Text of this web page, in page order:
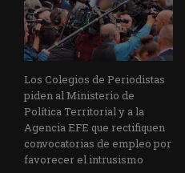
Los Colegios de Periodistas
piden al Ministerio de
Política Territorial y a la
Agencia EFE que rectifiquen
convocatorias de empleo por
favorecer el intrusismo